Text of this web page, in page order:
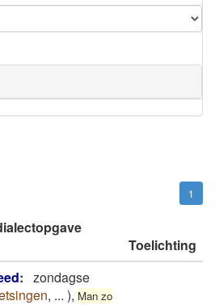
1
Toelichting
: zondagse
, ... ), Man zo